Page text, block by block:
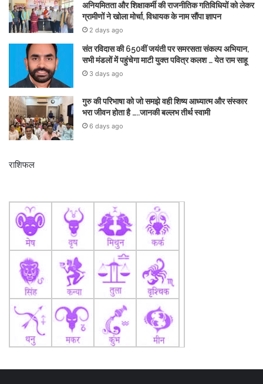
अनियमितता और शिक्षाकर्मी की राजनीतिक गतिविधियों को लेकर
ग्रामीणों ने खोला मोर्चा, विधायक के नाम सौंपा ज्ञापन
2 days ago
संत रविदास की 650वीं जयंती पर समरसता संकल्प अभियान,
सभी मंडलों में पहुंचेगा माटी युक्त पवित्र कलश … येत राम साहू
3 days ago
गुरु की परिभाषा को जो समझे वही शिष्य आध्यात्म और संस्कार
भरा जीवन होता है …..जानकी बल्लभ तीर्थ स्वामी
6 days ago
राशिफल